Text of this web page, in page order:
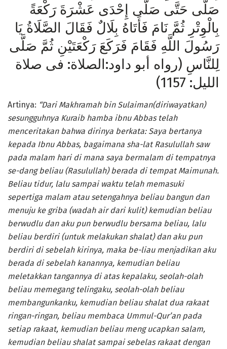
صَلَّى حَتَّى صَلَّى إِحْدَى عَشْرَةَ رَكْعَةً
بِالْوِتْرِ ثُمَّ نَامَ فَأَتَاهُ بِلَالٌ فَقَالَ الصَّلَاةُ يَا
رَسُولَ اللَّهِ فَقَامَ فَرَكَعَ رَكْعَتَيْنِ ثُمَّ صَلَّى
لِلنَّاسِ (رواه أبو داود:الصلاة: فى صلاة
الليل: 1157)
Artinya: “Dari Makhramah bin Sulaiman(diriwayatkan)
sesungguhnya Kuraib hamba ibnu Abbas telah
menceritakan bahwa dirinya berkata: Saya bertanya
kepada Ibnu Abbas, bagaimana sha-lat Rasulullah saw
pada malam hari di mana saya bermalam di tempatnya
se-dang beliau (Rasulullah) berada di tempat Maimunah.
Beliau tidur, lalu sampai waktu telah memasuki
sepertiga malam atau setengahnya beliau bangun dan
menuju ke griba (wadah air dari kulit) kemudian beliau
berwudlu dan aku pun berwudlu bersama beliau, lalu
beliau berdiri (untuk melakukan shalat) dan aku pun
berdiri di sebelah kirinya, maka be-liau menjadikan aku
berada di sebelah kanannya, kemudian beliau
meletakkan tangannya di atas kepalaku, seolah-olah
beliau memegang telingaku, seolah-olah beliau
membangunkanku, kemudian beliau shalat dua rakaat
ringan-ringan, beliau membaca Ummul-Qur’an pada
setiap rakaat, kemudian beliau meng­ ucapkan salam,
kemudian beliau shalat sampai sebelas­ rakaat dengan